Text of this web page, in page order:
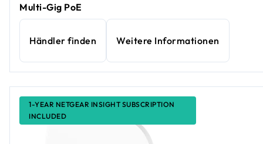
Multi-Gig PoE
Händler finden Weitere Informationen
1-YEAR NETGEAR INSIGHT SUBSCRIPTION
INCLUDED